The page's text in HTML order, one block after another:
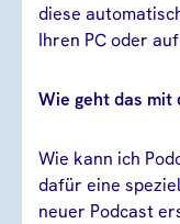
diese
Ihren PC oder
Wie geht das mit
Wie kann ich
dafür eine
neuer Podcast